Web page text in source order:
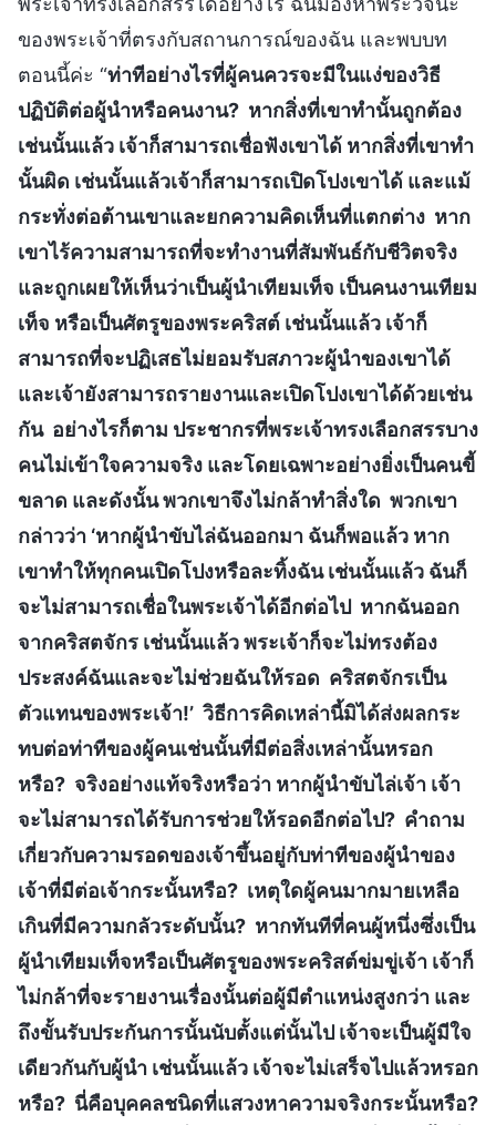
ของพระเจ้าที่ตรงกับสถานการณ์ของฉัน และพบบท
ตอนนี้ค่ะ “ท่าทีอย่างไรที่ผู้คนควรจะมีในแง่ของวิธี
ปฏิบัติต่อผู้นำหรือคนงาน? หากสิ่งที่เขาทำนั้นถูกต้อง
เช่นนั้นแล้ว เจ้าก็สามารถเชื่อฟังเขาได้ หากสิ่งที่เขาทำ
นั้นผิด เช่นนั้นแล้วเจ้าก็สามารถเปิดโปงเขาได้ และแม้
กระทั่งต่อต้านเขาและยกความคิดเห็นที่แตกต่าง หาก
เขาไร้ความสามารถที่จะทำงานที่สัมพันธ์กับชีวิตจริง
และถูกเผยให้เห็นว่าเป็นผู้นำเทียมเท็จ เป็นคนงานเทียม
เท็จ หรือเป็นศัตรูของพระคริสต์ เช่นนั้นแล้ว เจ้าก็
สามารถที่จะปฏิเสธไม่ยอมรับสภาวะผู้นำของเขาได้
และเจ้ายังสามารถรายงานและเปิดโปงเขาได้ด้วยเช่น
กัน อย่างไรก็ตาม ประชากรที่พระเจ้าทรงเลือกสรรบาง
คนไม่เข้าใจความจริง และโดยเฉพาะอย่างยิ่งเป็นคนขี้
ขลาด และดังนั้น พวกเขาจึงไม่กล้าทำสิ่งใด พวกเขา
กล่าวว่า ‘หากผู้นำขับไล่ฉันออกมา ฉันก็พอแล้ว หาก
เขาทำให้ทุกคนเปิดโปงหรือละทิ้งฉัน เช่นนั้นแล้ว ฉันก็
จะไม่สามารถเชื่อในพระเจ้าได้อีกต่อไป หากฉันออก
จากคริสตจักร เช่นนั้นแล้ว พระเจ้าก็จะไม่ทรงต้อง
ประสงค์ฉันและจะไม่ช่วยฉันให้รอด คริสตจักรเป็น
ตัวแทนของพระเจ้า!’ วิธีการคิดเหล่านี้มิได้ส่งผลกระ
ทบต่อท่าทีของผู้คนเช่นนั้นที่มีต่อสิ่งเหล่านั้นหรอก
หรือ? จริงอย่างแท้จริงหรือว่า หากผู้นำขับไล่เจ้า เจ้า
จะไม่สามารถได้รับการช่วยให้รอดอีกต่อไป? คำถาม
เกี่ยวกับความรอดของเจ้าขึ้นอยู่กับท่าทีของผู้นำของ
เจ้าที่มีต่อเจ้ากระนั้นหรือ? เหตุใดผู้คนมากมายเหลือ
เกินที่มีความกลัวระดับนั้น? หากทันทีที่คนผู้หนึ่งซึ่งเป็น
ผู้นำเทียมเท็จหรือเป็นศัตรูของพระคริสต์ข่มขู่เจ้า เจ้าก็
ไม่กล้าที่จะรายงานเรื่องนั้นต่อผู้มีตำแหน่งสูงกว่า และ
ถึงขั้นรับประกันการนั้นนับตั้งแต่นั้นไป เจ้าจะเป็นผู้มีใจ
เดียวกันกับผู้นำ เช่นนั้นแล้ว เจ้าจะไม่เสร็จไปแล้วหรอก
หรือ? นี่คือบุคคลชนิดที่แสวงหาความจริงกระนั้นหรือ?